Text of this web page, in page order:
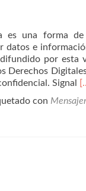
es una forma
datos e
por esta
Derechos
Signal
con